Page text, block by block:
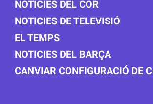
NOTICIES DEL COR
NOTICIES DE TELEVISIÓ
EL TEMPS
NOTICIES DEL BARÇA
CANVIAR CONFIGURACIÓ DE